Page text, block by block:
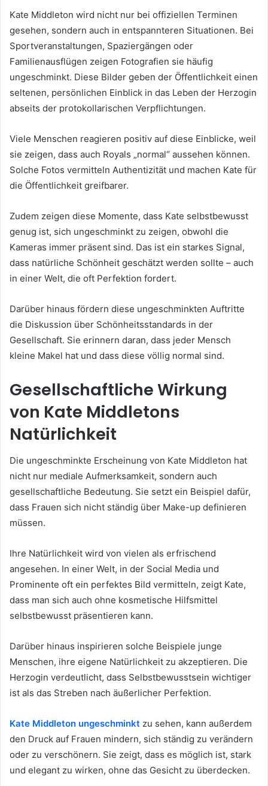
Kate Middleton wird nicht nur bei offiziellen Terminen
gesehen, sondern auch in entspannteren Situationen. Bei
Sportveranstaltungen, Spaziergängen oder
Familienausflügen zeigen Fotografien sie häufig
ungeschminkt. Diese Bilder geben der Öffentlichkeit einen
seltenen, persönlichen Einblick in das Leben der Herzogin
abseits der protokollarischen Verpflichtungen.
Viele Menschen reagieren positiv auf diese Einblicke, weil
sie zeigen, dass auch Royals „normal“ aussehen können.
Solche Fotos vermitteln Authentizität und machen Kate für
die Öffentlichkeit greifbarer.
Zudem zeigen diese Momente, dass Kate selbstbewusst
genug ist, sich ungeschminkt zu zeigen, obwohl die
Kameras immer präsent sind. Das ist ein starkes Signal,
dass natürliche Schönheit geschätzt werden sollte – auch
in einer Welt, die oft Perfektion fordert.
Darüber hinaus fördern diese ungeschminkten Auftritte
die Diskussion über Schönheitsstandards in der
Gesellschaft. Sie erinnern daran, dass jeder Mensch
kleine Makel hat und dass diese völlig normal sind.
Gesellschaftliche Wirkung
von Kate Middletons
Natürlichkeit
Die ungeschminkte Erscheinung von Kate Middleton hat
nicht nur mediale Aufmerksamkeit, sondern auch
gesellschaftliche Bedeutung. Sie setzt ein Beispiel dafür,
dass Frauen sich nicht ständig über Make-up definieren
müssen.
Ihre Natürlichkeit wird von vielen als erfrischend
angesehen. In einer Welt, in der Social Media und
Prominente oft ein perfektes Bild vermitteln, zeigt Kate,
dass man sich auch ohne kosmetische Hilfsmittel
selbstbewusst präsentieren kann.
Darüber hinaus inspirieren solche Beispiele junge
Menschen, ihre eigene Natürlichkeit zu akzeptieren. Die
Herzogin verdeutlicht, dass Selbstbewusstsein wichtiger
ist als das Streben nach äußerlicher Perfektion.
Kate Middleton ungeschminkt zu sehen, kann außerdem
den Druck auf Frauen mindern, sich ständig zu verändern
oder zu verschönern. Sie zeigt, dass es möglich ist, stark
und elegant zu wirken, ohne das Gesicht zu überdecken.